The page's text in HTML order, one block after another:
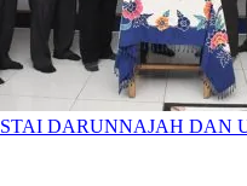
STAI DARUNNAJAH DAN